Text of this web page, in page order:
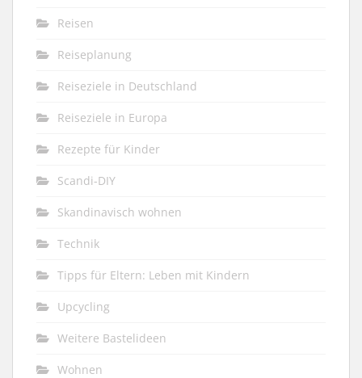
Reisen
Reiseplanung
Reiseziele in Deutschland
Reiseziele in Europa
Rezepte für Kinder
Scandi-DIY
Skandinavisch wohnen
Technik
Tipps für Eltern: Leben mit Kindern
Upcycling
Weitere Bastelideen
Wohnen